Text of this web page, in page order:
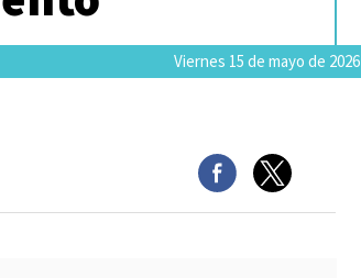
Viernes 15 de mayo de 2026